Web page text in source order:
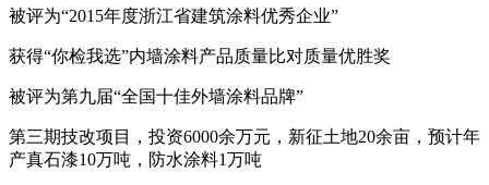
被评为“2015年度浙江省建筑涂料优秀企业”
获得“你检我选”内墙涂料产品质量比对质量优胜奖
被评为第九届“全国十佳外墙涂料品牌”
第三期技改项目，投资6000余万元，新征土地20余亩，预计年
产真石漆10万吨，防水涂料1万吨